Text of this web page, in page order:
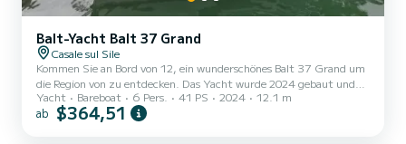
Balt-Yacht Balt 37 Grand
Casale sul Sile
Kommen Sie an Bord von 12, ein wunderschönes Balt 37 Grand um
die Region von zu entdecken. Das Yacht wurde 2024 gebaut und
verspricht hohen Komfort auf See. Das Yacht ist 12 Meter lang
und verfügt über 40.65 PS. Mit seinen 2 Kabinen kann das Schiff
Yacht Bareboat 6 Pers. 41 PS 2024 12.1 m
ab $364,51